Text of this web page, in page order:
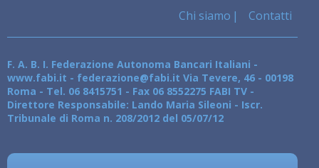
Chi siamo Contatti
F. A. B. I. Federazione Autonoma Bancari Italiani -
www.fabi.it - federazione@fabi.it Via Tevere, 46 - 00198
Roma - Tel. 06 8415751 - Fax 06 8552275 FABI TV -
Direttore Responsabile: Lando Maria Sileoni - Iscr.
Tribunale di Roma n. 208/2012 del 05/07/12